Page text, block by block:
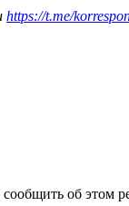
https://t.me/
об этом